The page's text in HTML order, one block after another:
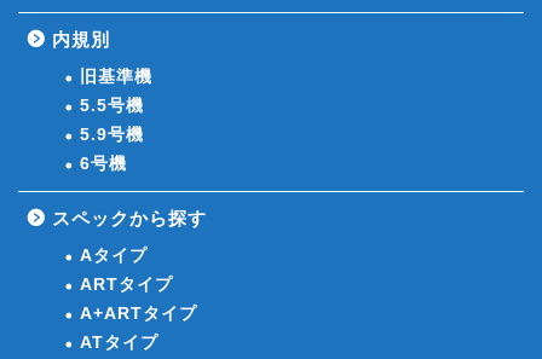
内規別
旧基準機
5.5号機
5.9号機
6号機
スペックから探す
Aタイプ
ARTタイプ
A+ARTタイプ
ATタイプ